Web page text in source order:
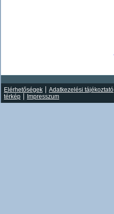
Elérhetőségek Adatkezelési tájékoztató
térkép
Impresszum